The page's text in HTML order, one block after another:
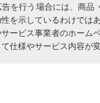
告を行う場合には、商
を示しているわけで
ービス事業者のホーム
仕様やサービス内容が